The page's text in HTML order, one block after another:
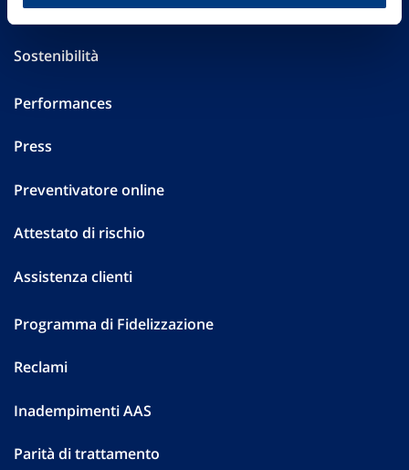
Altre informazioni
Sostenibilità
Performances
Press
Preventivatore online
Attestato di rischio
Assistenza clienti
Programma di Fidelizzazione
Reclami
Inadempimenti AAS
Parità di trattamento